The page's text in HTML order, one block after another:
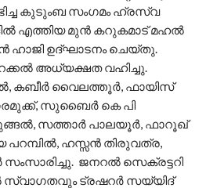
കുടുംബ സംഗമം ഹ്രസ്വ
എത്തിയ മുൻ കറുകമാട് മഹൽ
ഉദ്‌ഘാടനം ചെയ്തു.
അധ്യക്ഷത വഹിച്ചു.
കബീർ വൈലത്തൂർ, ഫായിസ്
സുബൈർ കെ പി
സത്താർ പാലയൂർ, ഫാറൂഖ്
ഹസ്സൻ തിരുവത്ര,
ജനറൽ സെക്രട്ടറി
സ്വാഗതവും ട്രഷറർ സയ്യിദ്